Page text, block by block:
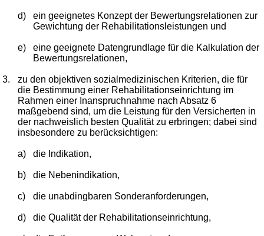
d)
ein geeignetes Konzept der Bewertungsrelationen zur
Gewichtung der Rehabilitationsleistungen und
e)
eine geeignete Datengrundlage für die Kalkulation der
Bewertungsrelationen,
3.
zu den objektiven sozialmedizinischen Kriterien, die für
die Bestimmung einer Rehabilitationseinrichtung im
Rahmen einer Inanspruchnahme nach Absatz 6
maßgebend sind, um die Leistung für den Versicherten in
der nachweislich besten Qualität zu erbringen; dabei sind
insbesondere zu berücksichtigen:
a) die Indikation,
b) die Nebenindikation,
c) die unabdingbaren Sonderanforderungen,
d) die Qualität der Rehabilitationseinrichtung,